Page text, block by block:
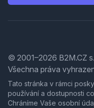
© 2001–2026 B2M.CZ
Všechna práva
Tato stránka v rámci
používání a dostupnosti
Chráníme Vaše osobní